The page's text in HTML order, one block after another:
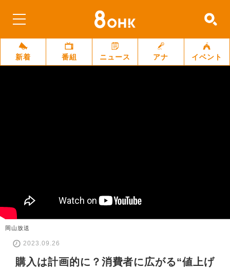
新着 番組 ニュース アナ イベント
岡山放送
2023.09.26
購入は計画的に？消費者に広がる“値上げ